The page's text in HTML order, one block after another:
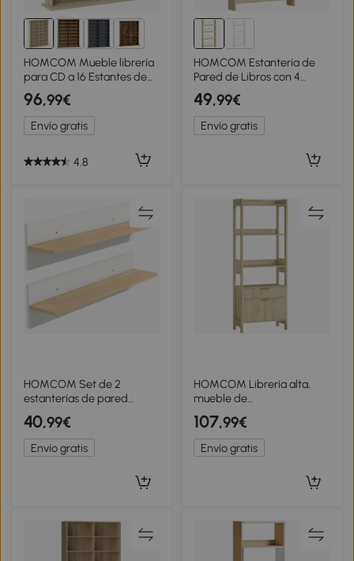
2+
HOMCOM Mueble librería
para CD a 16 Estantes de
Diseño Moderno en
Madera, 106.5x24x126.3
cm, Natural
96,99€
Envío gratis
4.8
HOMCOM Estantería de
Pared de Libros con 4
Estantes Librería Infantil
para Hogar Oficina Carga
30kg 59x12x113cm Natural
49,99€
Envío gratis
HOMCOM Set de 2
estanterías de pared
estante flotante, balda de
pared, repisa para
presentación, para cocina,
salón, Blanco+Madera
40,99€
Envío gratis
HOMCOM Librería alta,
mueble de
almacenamiento con 4
estantes abiertos y 2
cajones acanalados, 60 x
30 x 160 cm, madera
107,99€
Envío gratis